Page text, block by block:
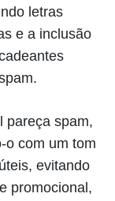
letras
e a inclusão
pareça spam,
o com um tom
evitando
promocional,